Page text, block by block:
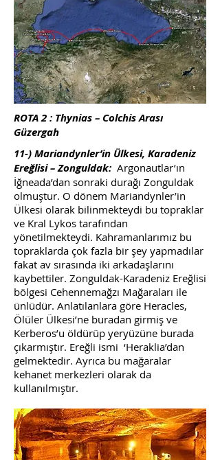
ROTA 2 : Thynias – Colchis Arası
Güzergah
11-) Mariandynler’in Ülkesi, Karadeniz
Ereğlisi – Zonguldak: Argonautlar’ın
İğneada’dan sonraki durağı Zonguldak
olmuştur. O dönem Mariandynler’in
Ülkesi olarak bilinmekteydi bu topraklar
ve Kral Lykos tarafından
yönetilmekteydi. Kahramanlarımız bu
topraklarda çok fazla bir şey yapmadılar
fakat av sırasında iki arkadaşlarını
kaybettiler. Zonguldak-Karadeniz Ereğlisi
bölgesi Cehennemağzı Mağaraları ile
ünlüdür. Anlatılanlara göre Heracles,
Ölüler Ülkesi’ne buradan girmiş ve
Kerberos’u öldürüp yeryüzüne burada
çıkarmıştır. Ereğli ismi ‘Heraklia’dan
gelmektedir. Ayrıca bu mağaralar
kehanet merkezleri olarak da
kullanılmıştır.